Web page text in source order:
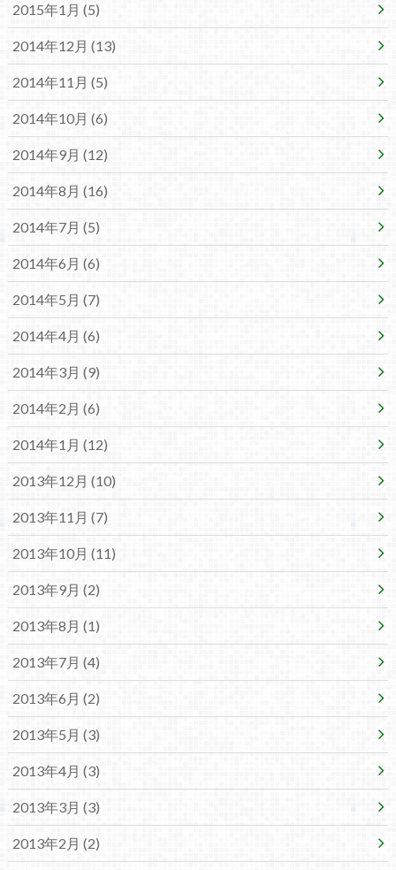
2015年1月 (5)
2014年12月 (13)
2014年11月 (5)
2014年10月 (6)
2014年9月 (12)
2014年8月 (16)
2014年7月 (5)
2014年6月 (6)
2014年5月 (7)
2014年4月 (6)
2014年3月 (9)
2014年2月 (6)
2014年1月 (12)
2013年12月 (10)
2013年11月 (7)
2013年10月 (11)
2013年9月 (2)
2013年8月 (1)
2013年7月 (4)
2013年6月 (2)
2013年5月 (3)
2013年4月 (3)
2013年3月 (3)
2013年2月 (2)